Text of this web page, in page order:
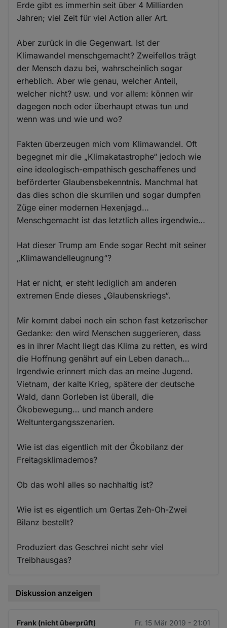
Erde gibt es immerhin seit über 4 Milliarden
Jahren; viel Zeit für viel Action aller Art.
Aber zurück in die Gegenwart. Ist der
Klimawandel menschgemacht? Zweifellos trägt
der Mensch dazu bei, wahrscheinlich sogar
erheblich. Aber wie genau, welcher Anteil,
welcher nicht? usw. und vor allem: können wir
dagegen noch oder überhaupt etwas tun und
wenn was und wie und wo?
Fakten überzeugen mich vom Klimawandel. Oft
begegnet mir die „Klimakatastrophe“ jedoch wie
eine ideologisch-empathisch geschaffenes und
beförderter Glaubensbekenntnis. Manchmal hat
das dies schon die skurrilen und sogar dumpfen
Züge einer modernen Hexenjagd…
Menschgemacht ist das letztlich alles irgendwie…
Hat dieser Trump am Ende sogar Recht mit seiner
„Klimawandelleugnung“?
Hat er nicht, er steht lediglich am anderen
extremen Ende dieses „Glaubenskriegs“.
Mir kommt dabei noch ein schon fast ketzerischer
Gedanke: den wird Menschen suggerieren, dass
es in ihrer Macht liegt das Klima zu retten, es wird
die Hoffnung genährt auf ein Leben danach…
Irgendwie erinnert mich das an meine Jugend.
Vietnam, der kalte Krieg, spätere der deutsche
Wald, dann Gorleben ist überall, die
Ökobewegung… und manch andere
Weltuntergangsszenarien.
Wie ist das eigentlich mit der Ökobilanz der
Freitagsklimademos?
Ob das wohl alles so nachhaltig ist?
Wie ist es eigentlich um Gertas Zeh-Oh-Zwei
Bilanz bestellt?
Produziert das Geschrei nicht sehr viel
Treibhausgas?
Diskussion anzeigen
Frank (nicht überprüft) Fr. 15 Mär 2019 - 21:01